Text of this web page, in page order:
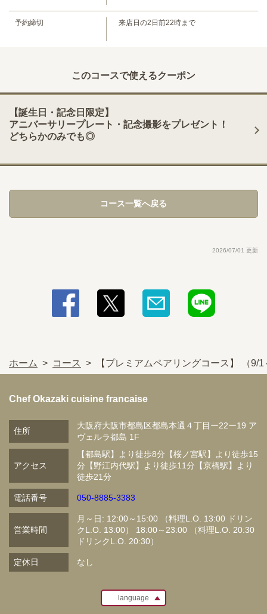
予約締切 来店日の2日前22時まで
このコースで使えるクーポン
【誕生日・記念日限定】
アニバーサリープレート・記念撮影をプレゼント！
どちらかのみでも◎
コース一覧へ戻る
2026/07/01 更新
ホーム コース 【プレミアムペアリングコース】 （9/
お店情報をコピー
閉じる
Chef Okazaki cuisine francaise
住所
大阪府大阪市都島区都島本通４丁目ー22ー19 ア
ヴェルラ都島 1F
アクセス
【都島駅】より徒歩8分【桜ノ宮駅】より徒歩15
分【野江内代駅】より徒歩11分【京橋駅】より
徒歩21分
電話番号 050-8885-3383
営業時間
月～日: 12:00～15:00 （料理L.O. 13:00 ドリン
クL.O. 13:00） 18:00～23:00 （料理L.O. 20:30
ドリンクL.O. 20:30）
定休日 なし
language